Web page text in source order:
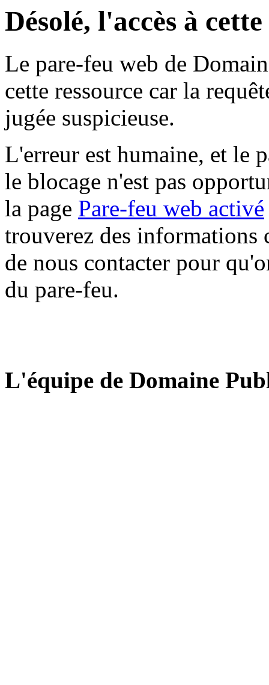
Désolé, l'accès à
Le pare-feu web de
cette ressource car la
jugée suspicieuse.
L'erreur est humaine, et le
le blocage n'est pas
la page Pare-feu web activé
trouverez des informations
de nous contacter pour
du pare-feu.
L'équipe de Domaine